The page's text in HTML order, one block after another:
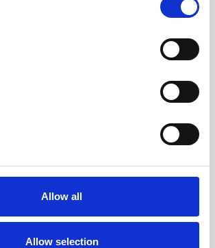
Allow all
Allow selection
održivosti grupacije Leading
World